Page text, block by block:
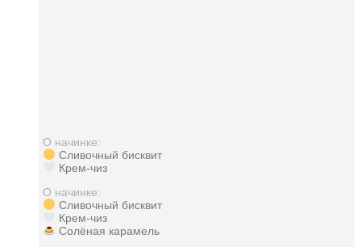
О начинке:
Сливочный бисквит
Крем-чиз
О начинке:
Сливочный бисквит
Крем-чиз
Солёная карамель